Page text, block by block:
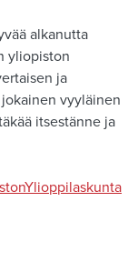
alkanutta
yliopiston
ja
vyyläinen
itsestänne ja